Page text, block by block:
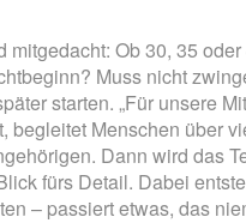
Ob 30, 35
Muss nicht
starten. „Für unsere
begleitet Menschen über
Dann wird das
fürs Detail. Dabei
– passiert etwas, das